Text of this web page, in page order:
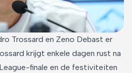
Trossard en Zeno Debast er
krijgt enkele dagen rust na
finale en de festiviteiten